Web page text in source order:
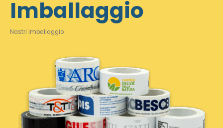
Imballaggio
Nastri Imballaggio